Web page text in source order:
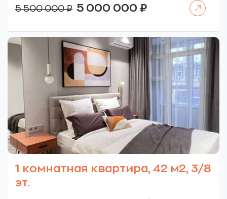
5 500 000₽
Первоначальная
цена
500
000 ₽.
5 000 000 ₽Текущая
000 ₽.
1 комнатная квартира, 42 м2, 3/8
эт.